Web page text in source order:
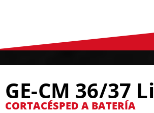
GE-CM 36/37 Li
CORTACÉSPED A BATERÍA